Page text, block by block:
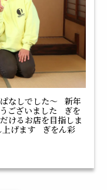
なしでした～ 新年
ございました ぎを
けるお店を目指しま
上げます ぎをん彩